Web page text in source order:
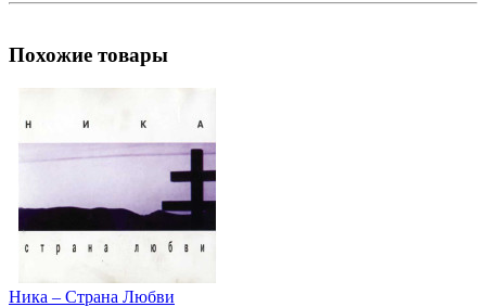
Похожие товары
Ника ‎– Страна Любви